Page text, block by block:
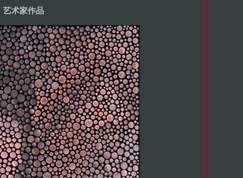
艺术家作品